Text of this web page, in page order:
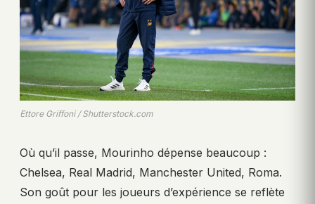
Ettore Griffoni / Shutterstock.com
Où qu’il passe, Mourinho dépense beaucoup :
Chelsea, Real Madrid, Manchester United, Roma.
Son goût pour les joueurs d’expérience se reflète